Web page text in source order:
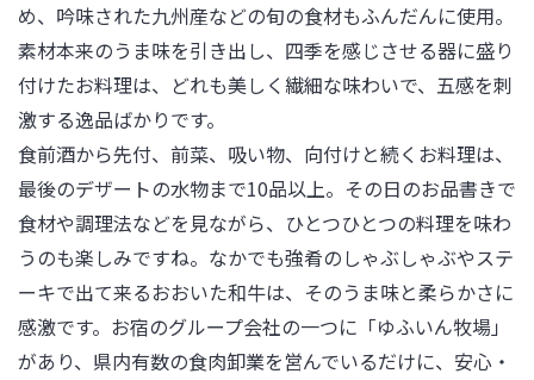
め、吟味された九州産などの旬の食材もふんだんに使用。
素材本来のうま味を引き出し、四季を感じさせる器に盛り
付けたお料理は、どれも美しく繊細な味わいで、五感を刺
激する逸品ばかりです。
食前酒から先付、前菜、吸い物、向付けと続くお料理は、
最後のデザートの水物まで10品以上。その日のお品書きで
食材や調理法などを見ながら、ひとつひとつの料理を味わ
うのも楽しみですね。なかでも強肴のしゃぶしゃぶやステ
ーキで出て来るおおいた和牛は、そのうま味と柔らかさに
感激です。お宿のグループ会社の一つに「ゆふいん牧場」
があり、県内有数の食肉卸業を営んでいるだけに、安心・